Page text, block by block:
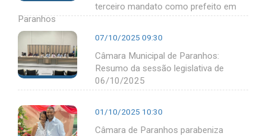
terceiro mandato como prefeito em
Paranhos
07/10/2025 09:30
Câmara Municipal de Paranhos:
Resumo da sessão legislativa de
06/10/2025
01/10/2025 10:30
Câmara de Paranhos parabeniza